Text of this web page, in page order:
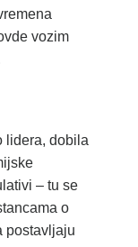
vozim
lidera, dobila
– tu se
o
postavljaju